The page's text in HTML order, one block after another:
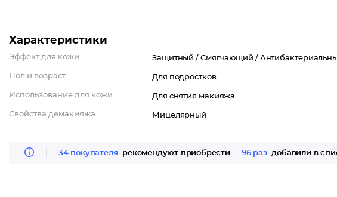
Характеристики
Эффект для кожи Защитный / Смягчающий /
Пол и возраст Для подростков
Использование для кожи Для снятия макияжа
Свойства демакияжа Мицелярный
34 покупателя рекомендуют приобрести 96 раз добавили в